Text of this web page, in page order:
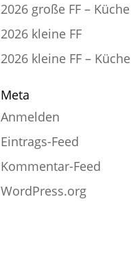
2026 große FF – Küche
2026 kleine FF
2026 kleine FF – Küche
Meta
Anmelden
Eintrags-Feed
Kommentar-Feed
WordPress.org